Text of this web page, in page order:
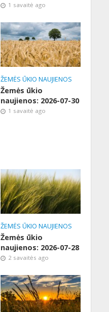
1 savaitė ago
ŽEMĖS ŪKIO NAUJIENOS
Žemės ūkio
naujienos: 2026-07-30
1 savaitė ago
ŽEMĖS ŪKIO NAUJIENOS
Žemės ūkio
naujienos: 2026-07-28
2 savaitės ago